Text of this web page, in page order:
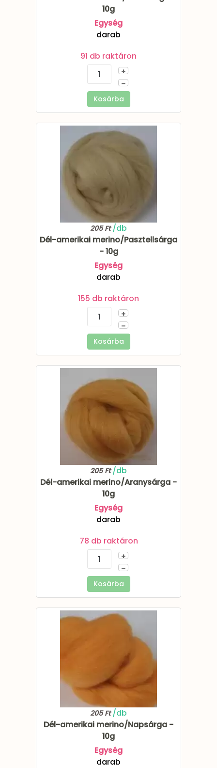
10g
Egység
darab
91 db raktáron
+
–
Kosárba
205 Ft/db
Dél-amerikai merino/Pasztellsárga
- 10g
Egység
darab
155 db raktáron
+
–
Kosárba
205 Ft/db
Dél-amerikai merino/Aranysárga -
10g
Egység
darab
78 db raktáron
+
–
Kosárba
205 Ft/db
Dél-amerikai merino/Napsárga -
10g
Egység
darab